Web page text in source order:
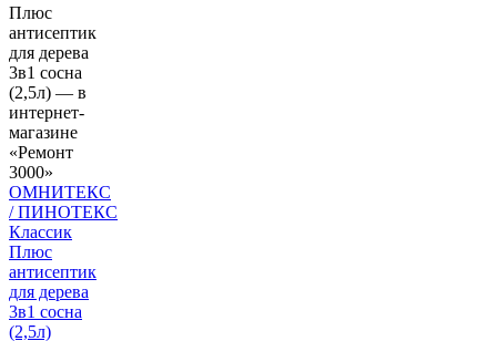
ОМНИТЕКС
/ ПИНОТЕКС
Классик
Плюс
антисептик
для дерева
3в1 сосна
(2,5л)